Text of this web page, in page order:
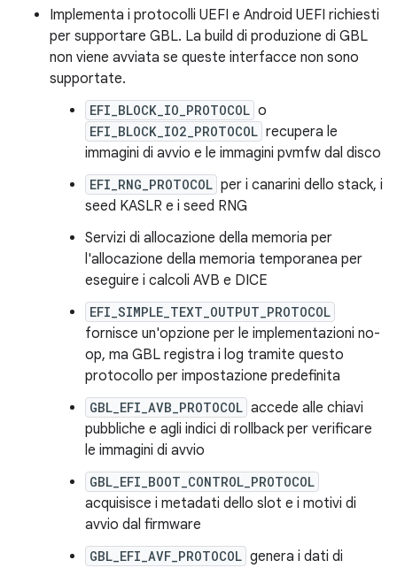
Implementa i protocolli UEFI e Android UEFI richiesti
per supportare GBL. La build di produzione di GBL
non viene avviata se queste interfacce non sono
supportate.
EFI_BLOCK_IO_PROTOCOL o
EFI_BLOCK_IO2_PROTOCOL recupera le
immagini di avvio e le immagini pvmfw dal disco
EFI_RNG_PROTOCOL per i canarini dello stack, i
seed KASLR e i seed RNG
Servizi di allocazione della memoria per
l'allocazione della memoria temporanea per
eseguire i calcoli AVB e DICE
EFI_SIMPLE_TEXT_OUTPUT_PROTOCOL
fornisce un'opzione per le implementazioni no-
op, ma GBL registra i log tramite questo
protocollo per impostazione predefinita
GBL_EFI_AVB_PROTOCOL accede alle chiavi
pubbliche e agli indici di rollback per verificare
le immagini di avvio
GBL_EFI_BOOT_CONTROL_PROTOCOL
acquisisce i metadati dello slot e i motivi di
avvio dal firmware
GBL_EFI_AVF_PROTOCOL genera i dati di